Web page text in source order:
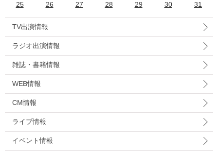
25 26 27 28 29 30 31
TV出演情報
ラジオ出演情報
雑誌・書籍情報
WEB情報
CM情報
ライブ情報
イベント情報